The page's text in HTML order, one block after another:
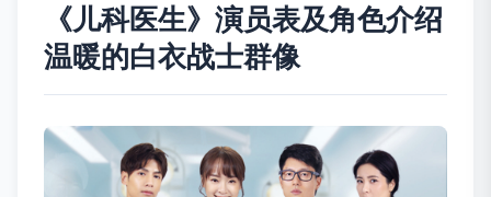
《儿科医生》演员表及角色介绍
温暖的白衣战士群像